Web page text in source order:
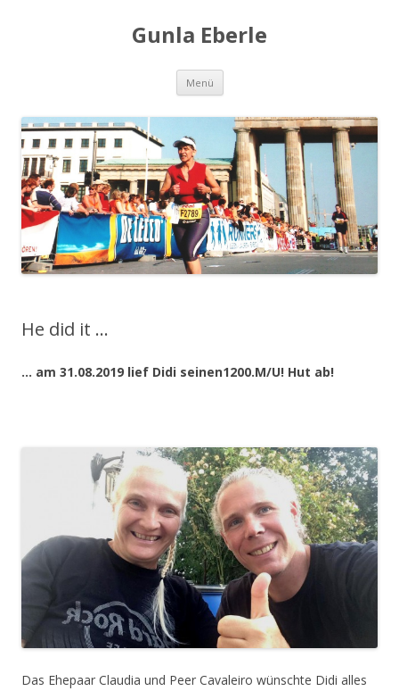
Gunla Eberle
Menü Zum
springen
He did it …
… am 31.08.2019 lief Didi seinen1200.M/U! Hut ab!
Das Ehepaar Claudia und Peer Cavaleiro wünschte Didi alles